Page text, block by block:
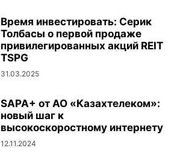
Время инвестировать: Серик
Толбасы о первой продаже
привилегированных акций REIT
TSPG
31.03.2025
SAPA+ от АО «Казахтелеком»:
новый шаг к
высокоскоростному интернету
12.11.2024